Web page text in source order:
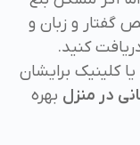
گفتار و زبان و
کنید.
کلینیک برایشان
در منزل بهره